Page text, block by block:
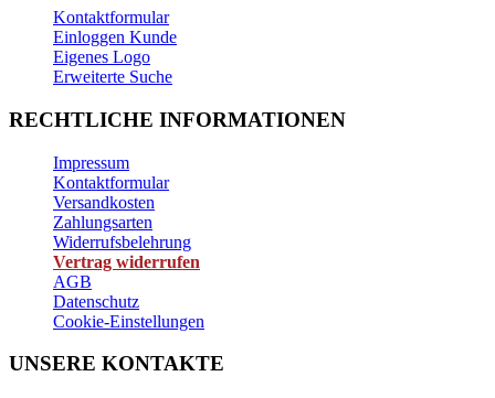
Kontaktformular
Einloggen Kunde
Eigenes Logo
Erweiterte Suche
RECHTLICHE INFORMATIONEN
Impressum
Kontaktformular
Versandkosten
Zahlungsarten
Widerrufsbelehrung
Vertrag widerrufen
AGB
Datenschutz
Cookie-Einstellungen
UNSERE KONTAKTE